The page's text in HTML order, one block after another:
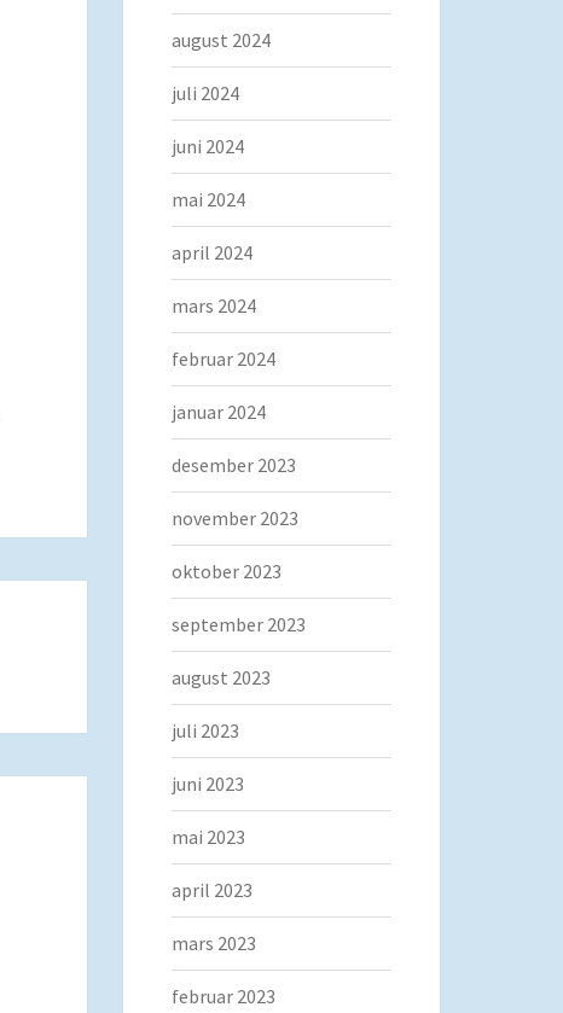
august 2024
juli 2024
juni 2024
mai 2024
april 2024
mars 2024
februar 2024
januar 2024
desember 2023
november 2023
oktober 2023
september 2023
august 2023
juli 2023
juni 2023
mai 2023
april 2023
mars 2023
februar 2023